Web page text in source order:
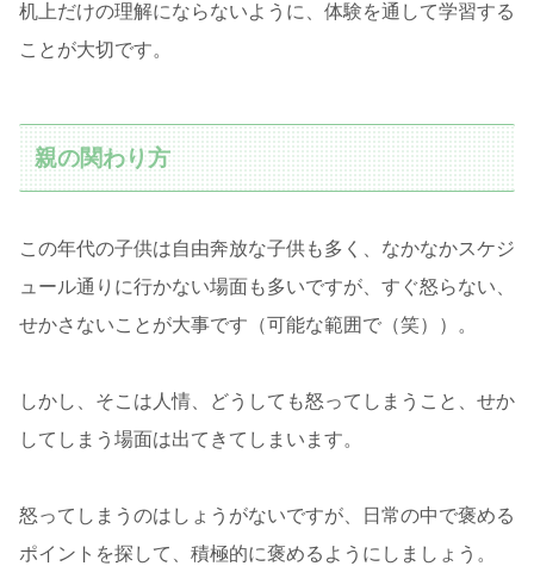
机上だけの理解にならないように、体験を通して学習する
ことが大切です。
親の関わり方
この年代の子供は自由奔放な子供も多く、なかなかスケジ
ュール通りに行かない場面も多いですが、すぐ怒らない、
せかさないことが大事です（可能な範囲で（笑））。
しかし、そこは人情、どうしても怒ってしまうこと、せか
してしまう場面は出てきてしまいます。
怒ってしまうのはしょうがないですが、日常の中で褒める
ポイントを探して、積極的に褒めるようにしましょう。